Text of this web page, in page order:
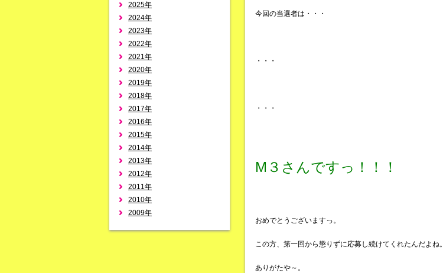
2025年
2024年
2023年
2022年
2021年
2020年
2019年
2018年
2017年
2016年
2015年
2014年
2013年
2012年
2011年
2010年
2009年
今回の当選者は・・・
・・・
・・・
M３さんですっ！！！
おめでとうございますっ。
この方、第一回から懲りずに応募し続けてくれたんだよね。
ありがたや～。